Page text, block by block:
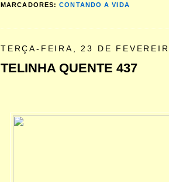
MARCADORES:CONTANDO A VIDA
TERÇA-FEIRA, 23 DE
TELINHA QUENTE 437